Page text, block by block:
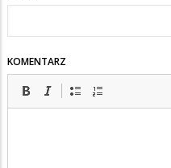
KOMENTARZ